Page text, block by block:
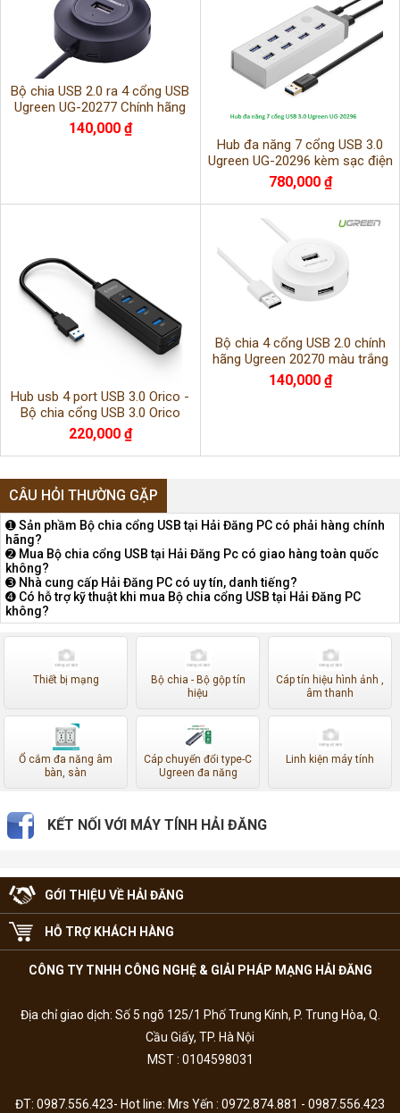
Bộ chia USB 2.0 ra 4 cổng USB
Ugreen UG-20277 Chính hãng
140,000 ₫
Hub đa năng 7 cổng USB 3.0
Ugreen UG-20296 kèm sạc điện
thoại
780,000 ₫
Hub usb 4 port USB 3.0 Orico -
Bộ chia cổng USB 3.0 Orico
W5PH4-U3-BK
220,000 ₫
Bộ chia 4 cổng USB 2.0 chính
hãng Ugreen 20270 màu trắng
140,000 ₫
CÂU HỎI THƯỜNG GẶP
➊ Sản phầm Bộ chia cổng USB tại Hải Đăng PC có phải hàng chính
hãng?
➋ Mua Bộ chia cổng USB tại Hải Đăng Pc có giao hàng toàn quốc
không?
➌ Nhà cung cấp Hải Đăng PC có uy tín, danh tiếng?
➍ Có hỗ trợ kỹ thuật khi mua Bộ chia cổng USB tại Hải Đăng PC
không?
Thiết bị mạng
Bộ chia - Bộ gộp tín
hiệu
Cáp tín hiệu hình ảnh ,
âm thanh
Ổ cắm đa năng âm
bàn, sàn
Cáp chuyển đổi type-C
Ugreen đa năng
Linh kiện máy tính
KẾT NỐI VỚI MÁY TÍNH HẢI ĐĂNG
GỚI THIỆU VỀ HẢI ĐĂNG
HỖ TRỢ KHÁCH HÀNG
CÔNG TY TNHH CÔNG NGHỆ & GIẢI PHÁP MẠNG HẢI ĐĂNG
Địa chỉ giao dịch: Số 5 ngõ 125/1 Phố Trung Kính, P. Trung Hòa, Q.
Cầu Giấy, TP. Hà Nội
MST : 0104598031
ĐT: 0987.556.423- Hot line: Mrs Yến : 0972.874.881 - 0987.556.423